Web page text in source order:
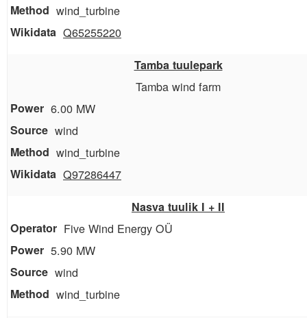
wind_turbine
Q65255220
Tamba tuulepark
Tamba wind farm
6.00 MW
wind
wind_turbine
Q97286447
Nasva tuulik I + II
Five Wind Energy OÜ
5.90 MW
wind
wind_turbine